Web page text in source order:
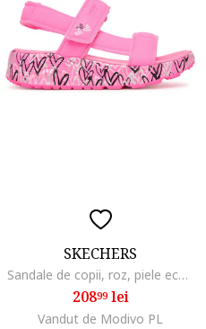
SKECHERS
Sandale de copii, roz, piele ecologica, sistem inchidere Velcro
20899lei
Vandut de Modivo PL